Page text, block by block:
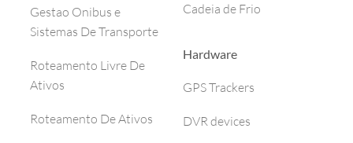
Gestao Onibus e
Sistemas De Transporte
Roteamento Livre De
Ativos
Roteamento De Ativos
Cadeia de Frio
Hardware
GPS Trackers
DVR devices